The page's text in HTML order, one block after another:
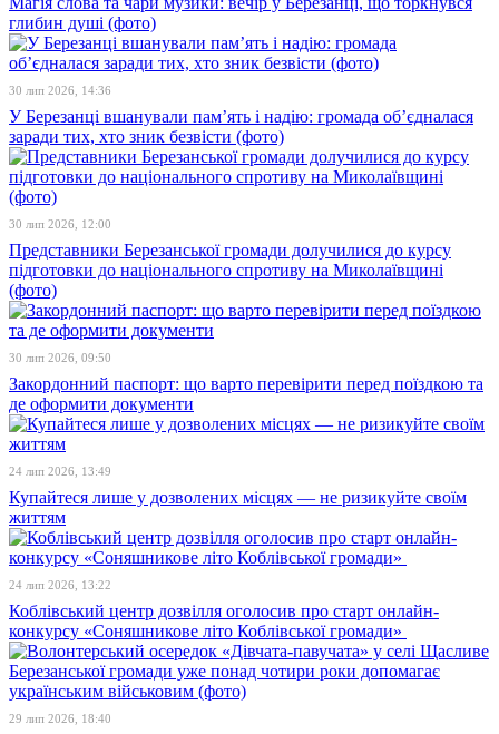
глибин душі (фото)
30 лип 2026, 14:36
У Березанці вшанували пам’ять і надію: громада об’єдналася
заради тих, хто зник безвісти (фото)
30 лип 2026, 12:00
Представники Березанської громади долучилися до курсу
підготовки до національного спротиву на Миколаївщині
(фото)
30 лип 2026, 09:50
Закордонний паспорт: що варто перевірити перед поїздкою та
де оформити документи
24 лип 2026, 13:49
Купайтеся лише у дозволених місцях — не ризикуйте своїм
життям
24 лип 2026, 13:22
Коблівський центр дозвілля оголосив про старт онлайн-
конкурсу «Соняшникове літо Коблівської громади»
29 лип 2026, 18:40